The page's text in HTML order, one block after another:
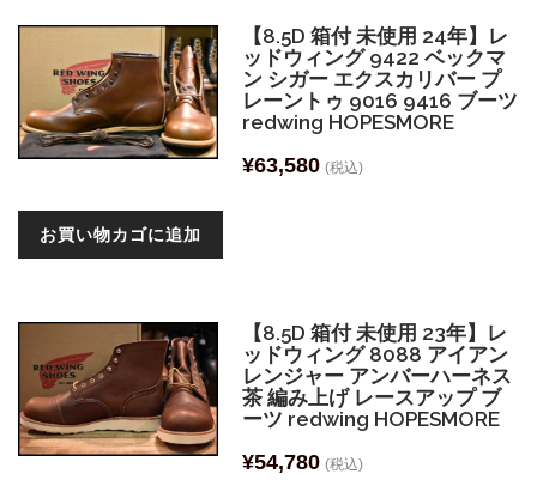
【8.5D 箱付 未使用 24年】レ
ッドウィング 9422 ベックマ
ン シガー エクスカリバー プ
レーントゥ 9016 9416 ブーツ
redwing HOPESMORE
¥63,580 (税込)
お買い物カゴに追加
【8.5D 箱付 未使用 23年】レ
ッドウィング 8088 アイアン
レンジャー アンバーハーネス
茶 編み上げ レースアップ ブ
ーツ redwing HOPESMORE
¥54,780 (税込)